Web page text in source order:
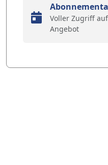
Voller Zugriff
Angebot